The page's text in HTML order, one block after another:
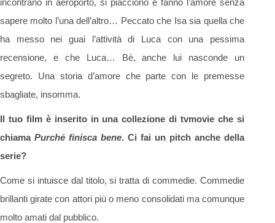
incontrano in aeroporto, si piacciono e fanno l’amore senza
sapere molto l’una dell’altro… Peccato che Isa sia quella che
ha messo nei guai l’attività di Luca con una pessima
recensione, e che Luca… Bè, anche lui nasconde un
segreto. Una storia d’amore che parte con le premesse
sbagliate, insomma.
Il tuo film è inserito in una collezione di tvmovie che si
chiama Purché finisca bene. Ci fai un pitch anche della
serie?
Come si intuisce dal titolo, si tratta di commedie. Commedie
brillanti girate con attori più o meno consolidati ma comunque
molto amati dal pubblico.